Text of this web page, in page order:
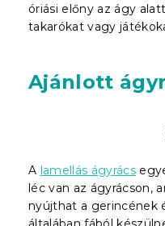
óriási előny az ágy
takarókat vagy
Ajánlott
A lamellás ágyrács
léc van az ágyrácson,
nyújthat a gerincének